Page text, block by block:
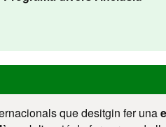
que desitgin fer una